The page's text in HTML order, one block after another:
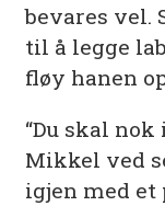
bevares vel.
til å legge
fløy hanen
“Du skal
Mikkel ved
igjen med